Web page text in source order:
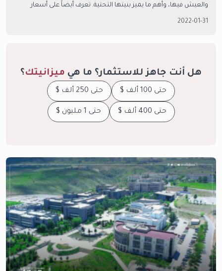
والعيش فيها، وأهم ما يميز بنيتها التحتية. تعرف أيضاً على أسعار
2022-01-31
هل أنت جاهز للاستثمار؟ ما هي ميزانيتك ؟
حتى 100 ألف $ حتى 250 ألف $
حتى 400 ألف $ حتى 1 مليون $